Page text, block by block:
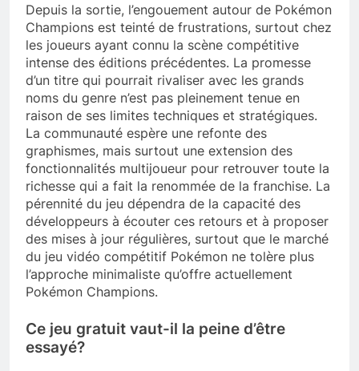
Depuis la sortie, l’engouement autour de Pokémon
Champions est teinté de frustrations, surtout chez
les joueurs ayant connu la scène compétitive
intense des éditions précédentes. La promesse
d’un titre qui pourrait rivaliser avec les grands
noms du genre n’est pas pleinement tenue en
raison de ses limites techniques et stratégiques.
La communauté espère une refonte des
graphismes, mais surtout une extension des
fonctionnalités multijoueur pour retrouver toute la
richesse qui a fait la renommée de la franchise. La
pérennité du jeu dépendra de la capacité des
développeurs à écouter ces retours et à proposer
des mises à jour régulières, surtout que le marché
du jeu vidéo compétitif Pokémon ne tolère plus
l’approche minimaliste qu’offre actuellement
Pokémon Champions.
Ce jeu gratuit vaut-il la peine d’être
essayé?